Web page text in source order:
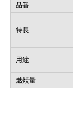
品番
特長
用途
燃焼量